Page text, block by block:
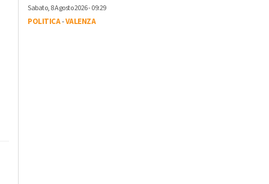
Sabato, 8 Agosto 2026 - 09:29
POLITICA-VALENZA